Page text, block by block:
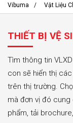
Vibuma Vật Liệu
THIẾT BỊ VỆ
Tìm thông tin
con sẽ hiển thị
trên thị trường.
mà đơn vị đó
phẩm, tải